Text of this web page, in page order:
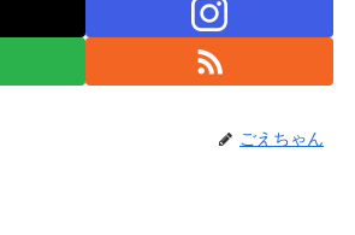
ごえちゃん